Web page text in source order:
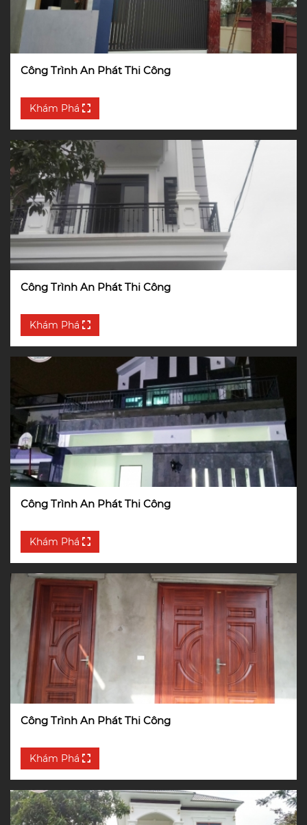
Công Trình An Phát Thi Công
Khám Phá
Công Trình An Phát Thi Công
Khám Phá
Công Trình An Phát Thi Công
Khám Phá
Công Trình An Phát Thi Công
Khám Phá